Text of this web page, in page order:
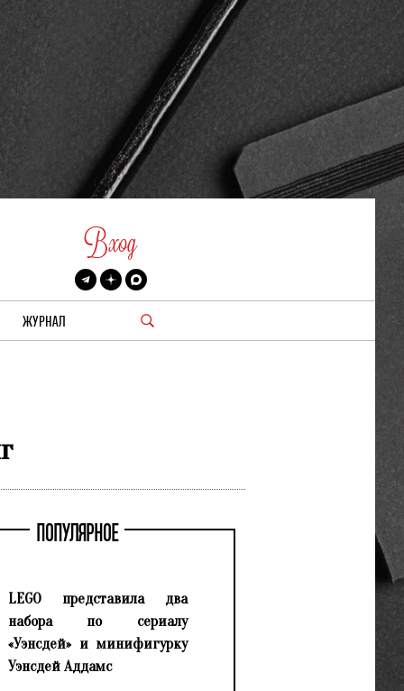
Вход
ЖУРНАЛ
ПОПУЛЯРНОЕ
LEGO представила два
набора по сериалу
«Уэнсдей» и минифигурку
Уэнсдей Аддамс